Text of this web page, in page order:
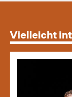
Vielleicht